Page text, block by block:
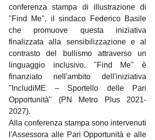
conferenza stampa di illustrazione di
"Find Me", il sindaco Federico Basile
che promuove questa iniziativa
finalizzata alla sensibilizzazione e al
contrasto del bullismo attraverso un
linguaggio inclusivo. "Find Me" è
finanziato nell'ambito dell'iniziativa
"IncludiME – Sportello delle Pari
Opportunità" (PN Metro Plus 2021-
2027).
Alla conferenza stampa sono intervenuti
l'Assessora alle Pari Opportunità e alle